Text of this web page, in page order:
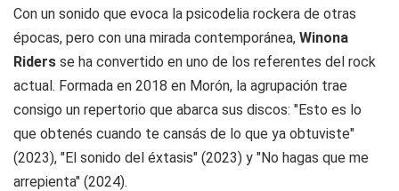
Con un sonido que evoca la psicodelia rockera de otras
épocas, pero con una mirada contemporánea, Winona
Riders se ha convertido en uno de los referentes del rock
actual. Formada en 2018 en Morón, la agrupación trae
consigo un repertorio que abarca sus discos: "Esto es lo
que obtenés cuando te cansás de lo que ya obtuviste"
(2023), "El sonido del éxtasis" (2023) y "No hagas que me
arrepienta" (2024).